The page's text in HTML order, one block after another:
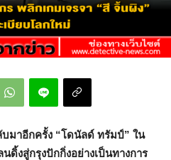
มาอีกครั้ง “โดนัลด์ ทรัมป์” ใน
ดิ้งสู่กรุงปักกิ่งอย่างเป็นทางการ